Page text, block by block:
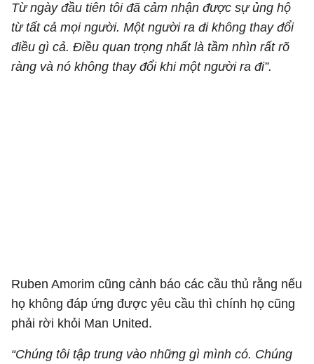
Từ ngày đầu tiên tôi đã cảm nhận được sự ủng hộ
từ tất cả mọi người. Một người ra đi không thay đổi
điều gì cả. Điều quan trọng nhất là tầm nhìn rất rõ
ràng và nó không thay đổi khi một người ra đi”.
Ruben Amorim cũng cảnh báo các cầu thủ rằng nếu
họ không đáp ứng được yêu cầu thì chính họ cũng
phải rời khỏi Man United.
“Chúng tôi tập trung vào những gì mình có. Chúng